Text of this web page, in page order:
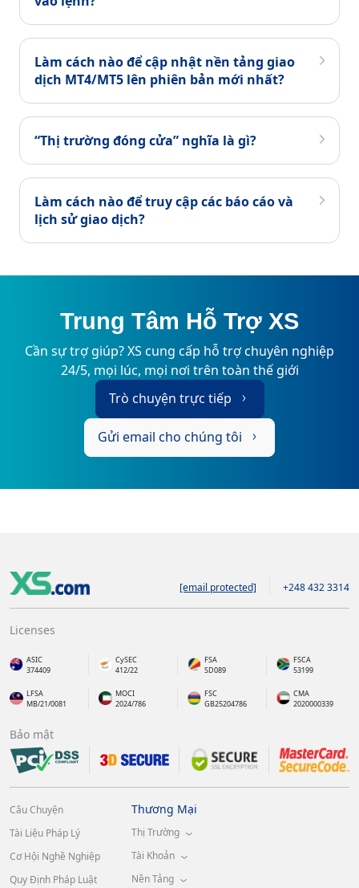
Làm cách nào để cập nhật nền tảng giao
dịch MT4/MT5 lên phiên bản mới nhất?
“Thị trường đóng cửa” nghĩa là gì?
Làm cách nào để truy cập các báo cáo và
lịch sử giao dịch?
Trung Tâm Hỗ Trợ XS
Cần sự trợ giúp? XS cung cấp hỗ trợ chuyên nghiệp
24/5, mọi lúc, mọi nơi trên toàn thế giới
Trò chuyện trực tiếp
Gửi email cho chúng tôi
[email protected] +248 432 3314
Licenses
ASIC
374409
CySEC
412/22
FSA
SD089
FSCA
53199
LFSA
MB/21/0081
MOCI
2024/786
FSC
GB25204786
CMA
2020000339
Bảo mật
Câu Chuyện
Tài Liệu Pháp Lý
Cơ Hội Nghề Nghiệp
Quy Định Pháp Luật
Thương Mại
Thị Trường
Tài Khoản
Nền Tảng